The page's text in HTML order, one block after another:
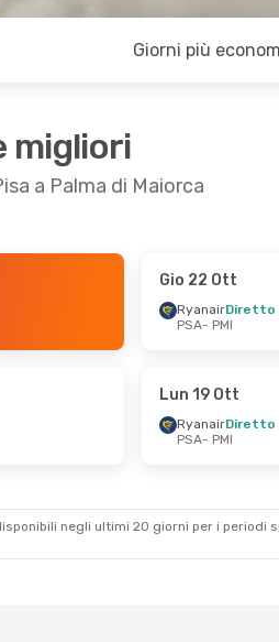
Giorni più
migliori
a Palma di Maiorca
- PSA
Gio 22 Ott
RyanairDiretto
PSA- PMI
Lun 19 Ott
RyanairDiretto
PSA- PMI
negli ultimi 20 giorni per i